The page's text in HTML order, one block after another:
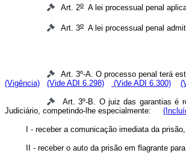
Art. 2o A lei processual penal
Art. 3o A lei processual penal
Art. 3º-A. O processo penal terá
(Vigência)
(Vide ADI 6.298) (Vide ADI 6.300)
Art. 3º-B. O juiz das garantias é
Judiciário, competindo-lhe especialmente:
I - receber a comunicação imediata da
II - receber o auto da prisão em flagrante